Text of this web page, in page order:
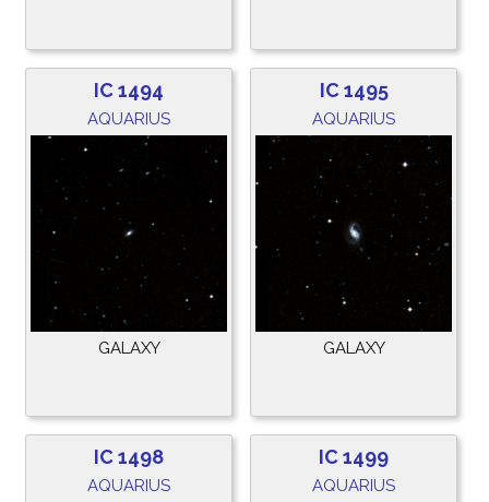
IC 1494
AQUARIUS
GALAXY
IC 1495
AQUARIUS
GALAXY
IC 1498
AQUARIUS
IC 1499
AQUARIUS